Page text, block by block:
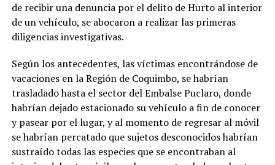
de recibir una denuncia por el delito de Hurto al interior
de un vehículo, se abocaron a realizar las primeras
diligencias investigativas.
Según los antecedentes, las víctimas encontrándose de
vacaciones en la Región de Coquimbo, se habrían
trasladado hasta el sector del Embalse Puclaro, donde
habrían dejado estacionado su vehículo a fin de conocer
y pasear por el lugar, y al momento de regresar al móvil
se habrían percatado que sujetos desconocidos habrían
sustraído todas las especies que se encontraban al